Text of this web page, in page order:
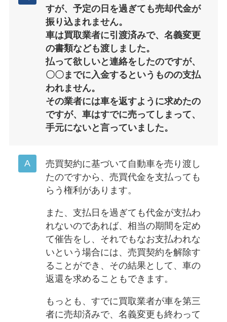
すが、予定の日を過ぎても売却代金が
振り込まれません。
車は買取業者に引渡済みで、名義変更
の書類なども渡しました。
払って欲しいと連絡をしたのですが、
〇〇までに入金するというものの支払
われません。
その業者には車を返すように求めたの
ですが、車はすでに売ってしまって、
手元にないと言っていました。
売買契約に基づいて自動車を売り渡し
たのですから、売買代金を支払っても
らう権利があります。
また、支払日を過ぎても代金が支払わ
れないのであれば、相当の期間を定め
て催告をし、それでもなお支払われな
いという場合には、売買契約を解除す
ることができ、その結果として、車の
返還を求めることもできます。
もっとも、すでに買取業者が車を第三
者に売却済みで、名義変更も終わって